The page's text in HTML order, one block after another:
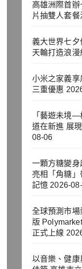
高雄洲際首
片抽雙人套餐
義大世界七
天輪打造浪漫
小米之家義
三重優惠
「藝遊未境
道在新進 展
08-06
一顆方糖變
亮相「角糖
記憶 2026-
全球預測市
版
正式上線
以音樂、健